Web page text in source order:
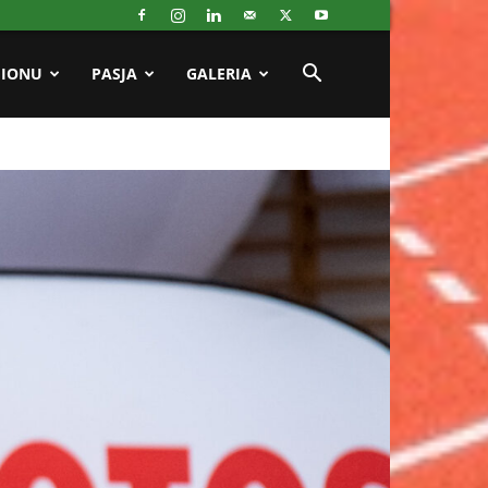
PASJA GALERIA